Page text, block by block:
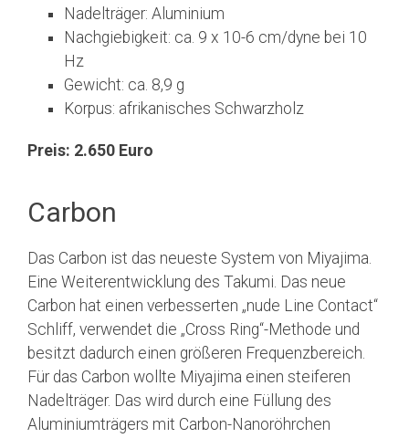
Nadelträger: Aluminium
Nachgiebigkeit: ca. 9 x 10-6 cm/dyne bei 10
Hz
Gewicht: ca. 8,9 g
Korpus: afrikanisches Schwarzholz
Preis: 2.650 Euro
Carbon
Das Carbon ist das neueste System von Miyajima.
Eine Weiterentwicklung des Takumi. Das neue
Carbon hat einen verbesserten „nude Line Contact“
Schliff, verwendet die „Cross Ring“-Methode und
besitzt dadurch einen größeren Frequenzbereich.
Für das Carbon wollte Miyajima einen steiferen
Nadelträger. Das wird durch eine Füllung des
Aluminiumträgers mit Carbon-Nanoröhrchen